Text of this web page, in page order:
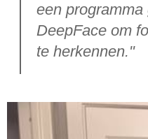
een programma
DeepFace om
te herkennen."